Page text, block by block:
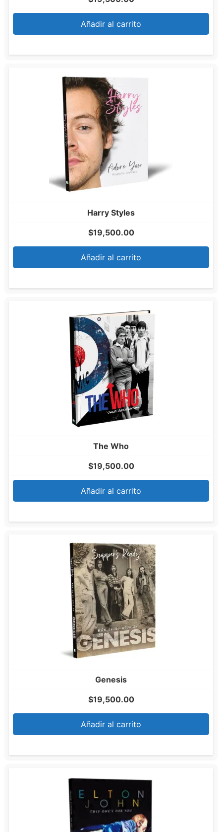
Añadir al carrito
Harry Styles
$19,500.00
Añadir al carrito
The Who
$19,500.00
Añadir al carrito
Genesis
$19,500.00
Añadir al carrito